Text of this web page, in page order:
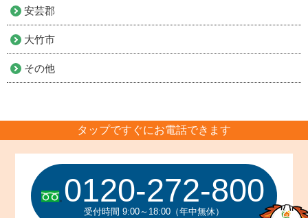
安芸郡
大竹市
その他
タップですぐにお電話できます
0120-272-800
受付時間 9:00～18:00（年中無休）